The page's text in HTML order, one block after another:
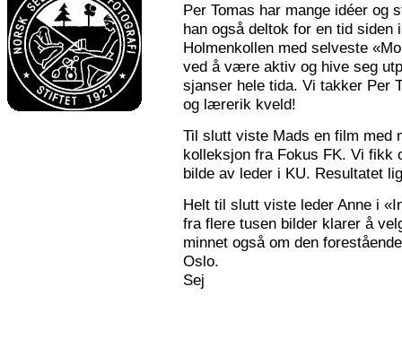
Per Tomas har mange idéer og
han også deltok for en tid siden
Holmenkollen med selveste
ved å være aktiv og hive seg
sjanser hele tida. Vi takker Per
og lærerik kveld!
Til slutt viste Mads en film med
kolleksjon fra Fokus FK. Vi fikk
bilde av leder i KU. Resultatet
Helt til slutt viste leder Anne i
fra flere tusen bilder klarer å
minnet også om den
Oslo.
Sej